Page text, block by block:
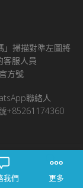
」掃描對準左圖將
客服人員
方號
聯絡人
+85261174360
所有
我們 更多